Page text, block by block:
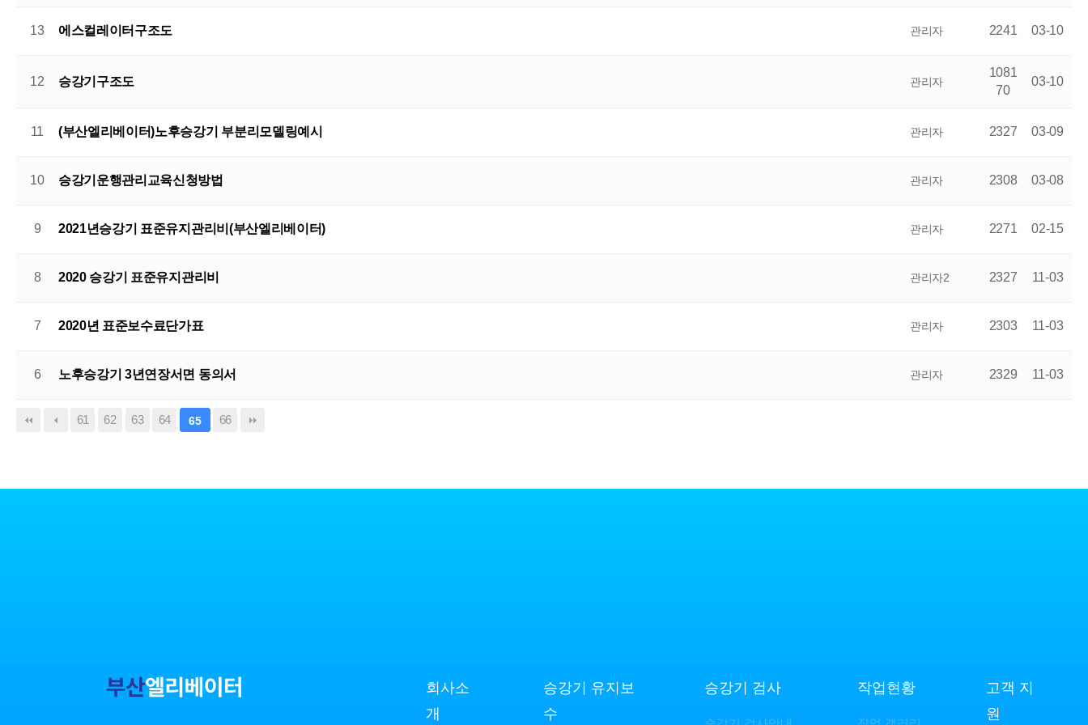
13 에스컬레이터구조도 관리자 2241 03-10
12 승강기구조도 관리자
1081
70
03-10
11 (부산엘리베이터)노후승강기 부분리모델링예시 관리자 2327 03-09
10 승강기운행관리교육신청방법 관리자 2308 03-08
9 2021년승강기 표준유지관리비(부산엘리베이터) 관리자 2271 02-15
8 2020 승강기 표준유지관리비 관리자2 2327 11-03
7 2020년 표준보수료단가표 관리자 2303 11-03
6 노후승강기 3년연장서면 동의서 관리자 2329 11-03
61 62 63 64 65 66
회사소
개
승강기 유지보
수
승강기 검사 작업현황
고객 지
원